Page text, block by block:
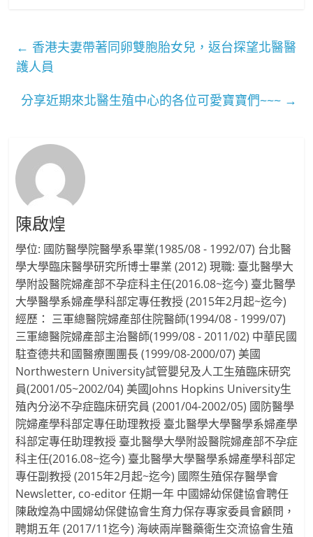
← 香港夫妻帶著同卵雙胞胎女兒，返台探望北醫醫
護人員
分享近期來北醫生殖中心的各位可愛寶寶們~~~ →
陳啟煌
學位: 國防醫學院醫學系畢業(1985/08 - 1992/07) 台北醫
學大學臨床醫學研究所博士畢業 (2012) 現職: 臺北醫學大
學附設醫院婦產部不孕症科主任(2016.08~迄今) 臺北醫學
大學醫學系婦產學科部定專任教授 (2015年2月起~迄今)
經歷： 三軍總醫院婦產部住院醫師(1994/08 - 1999/07)
三軍總醫院婦產部主治醫師(1999/08 - 2011/02) 中華民國
駐查德共和國醫療團團長 (1999/08-2000/07) 美國
Northwestern University試管嬰兒及人工生殖臨床研究
員(2001/05~2002/04) 美國Johns Hopkins University生
殖內分泌不孕症臨床研究員 (2001/04-2002/05) 國防醫學
院婦產學科部定專任助理教授 臺北醫學大學醫學系婦產學
科部定專任助理教授 臺北醫學大學附設醫院婦產部不孕症
科主任(2016.08~迄今) 臺北醫學大學醫學系婦產學科部定
專任副教授 (2015年2月起~迄今) 國際生殖保存醫學會
Newsletter, co-editor 任期一年 中國婦幼保健協會聘任
陳啟煌為中國婦幼保健協會生育力保存專家委員會顧問，
聘期五年 (2017/11迄今) 海峽兩岸醫藥衛生交流協會生殖